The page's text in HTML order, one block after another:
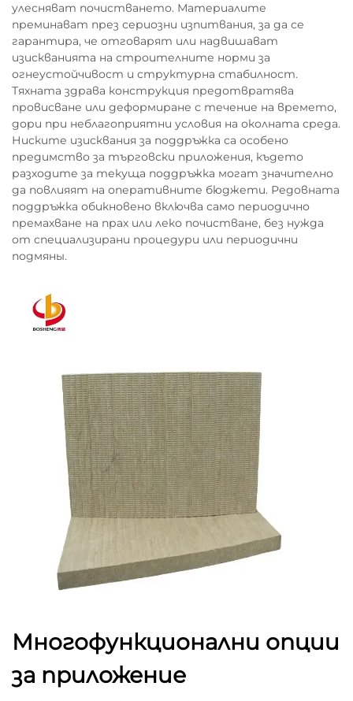
улесняват почистването. Материалите
преминават през сериозни изпитвания, за да се
гарантира, че отговарят или надвишават
изискванията на строителните норми за
огнеустойчивост и структурна стабилност.
Тяхната здрава конструкция предотвратява
провисване или деформиране с течение на времето,
дори при неблагоприятни условия на околната среда.
Ниските изисквания за поддръжка са особено
предимство за търговски приложения, където
разходите за текуща поддръжка могат значително
да повлияят на оперативните бюджети. Редовната
поддръжка обикновено включва само периодично
премахване на прах или леко почистване, без нужда
от специализирани процедури или периодични
подмяны.
Многофункционални опции
за приложение